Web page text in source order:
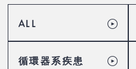
ALL
循環器系疾患